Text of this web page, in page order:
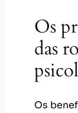
Os
das
Os